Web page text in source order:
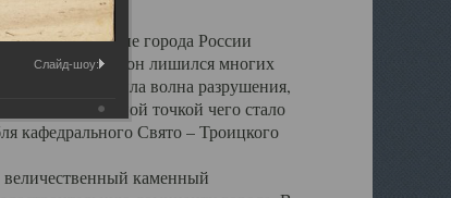
губернские города России
которых он лишился многих
ударила волна разрушения,
годов. Отправной точкой чего стало
кафедрального Свято – Троицкого
каменный
Слайд-шоу: